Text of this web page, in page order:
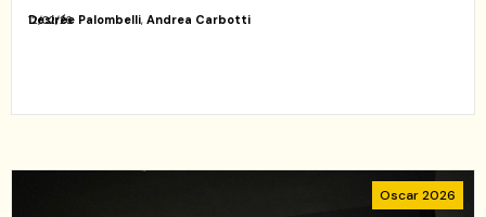
12/02/26
Desirée Palombelli, Andrea Carbotti
Oscar 2026